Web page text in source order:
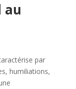
au
par
humiliations,